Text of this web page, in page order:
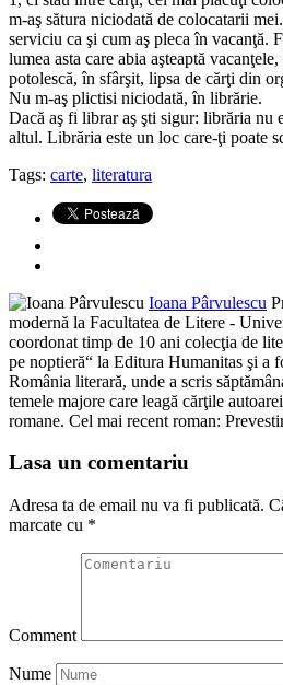
m-aş sătura niciodată de colocatarii
serviciu ca şi cum aş pleca în vacanţă.
lumea asta care abia aşteaptă
potolescă, în sfârşit, lipsa de cărţi din
Nu m-aş plictisi niciodată, în librărie.
Dacă aş fi librar aş şti sigur: librăria nu
altul. Librăria este un loc care-ţi poate
Tags: carte, literatura
Ioana Pârvulescu
modernă la Facultatea de Litere -
coordonat timp de 10 ani colecţia de
pe noptieră“ la Editura Humanitas şi a
România literară, unde a scris
temele majore care leagă cărţile
romane. Cel mai recent roman:
Lasa un comentariu
Adresa ta de email nu va fi publicată.
marcate cu *
Comment
Nume